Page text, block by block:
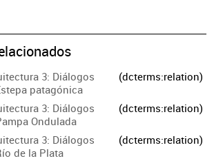
3: Diálogos
patagónica
(dcterms:relation)
3: Diálogos
Ondulada
(dcterms:relation)
3: Diálogos
de la Plata
(dcterms:relation)